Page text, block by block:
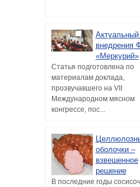
Актуальный
внедрения
«Меркурий»
Статья подготовлена по
материалам доклада,
прозвучавшего на VII
Международном мясном
конгрессе, пос...
оболочки –
взвешенное
решение
В последние годы